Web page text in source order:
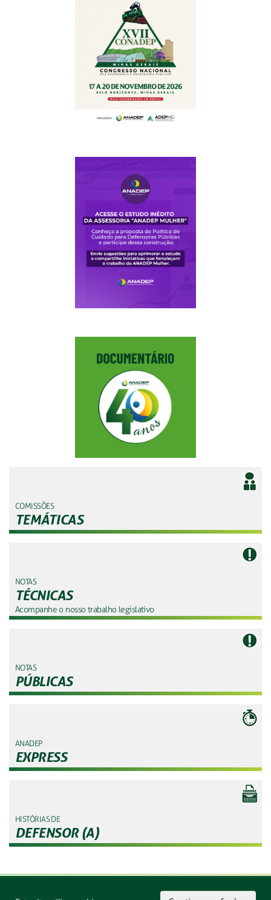
COMISSÕES
TEMÁTICAS
NOTAS
TÉCNICAS
Acompanhe o nosso trabalho legislativo
NOTAS
PÚBLICAS
ANADEP
EXPRESS
HISTÓRIAS DE
DEFENSOR (A)